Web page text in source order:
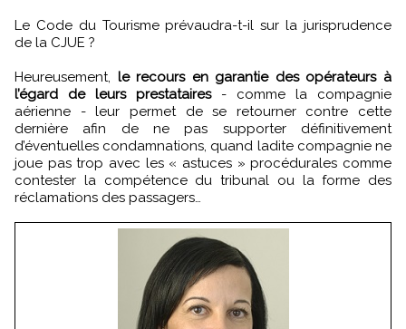
Le Code du Tourisme prévaudra-t-il sur la jurisprudence
de la CJUE ?
Heureusement, le recours en garantie des opérateurs à
l’égard de leurs prestataires- comme la compagnie
aérienne - leur permet de se retourner contre cette
dernière afin de ne pas supporter définitivement
d’éventuelles condamnations, quand ladite compagnie ne
joue pas trop avec les « astuces » procédurales comme
contester la compétence du tribunal ou la forme des
réclamations des passagers…